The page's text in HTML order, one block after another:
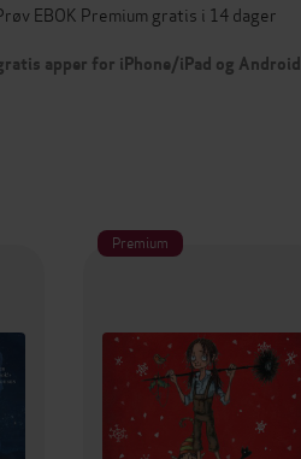
EBOK Premium gratis i 14 dager
apper for iPhone/iPad og Android
Premium